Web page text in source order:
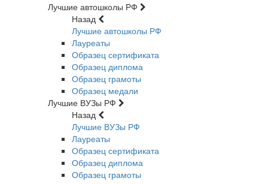
Лучшие автошколы РФ
Назад
Лучшие автошколы РФ
Лауреаты
Образец сертификата
Образец диплома
Образец грамоты
Образец медали
Лучшие ВУЗы РФ
Назад
Лучшие ВУЗы РФ
Лауреаты
Образец сертификата
Образец диплома
Образец грамоты